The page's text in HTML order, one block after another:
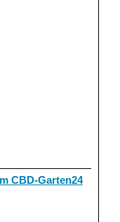
CBD-Garten24